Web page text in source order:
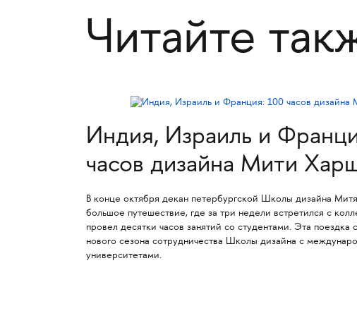
Читайте
Индия, Израиль и
часов дизайна Мити
В конце октября декан петербургской Школы дизайна
большое путешествие, где за три недели встретился с
провел десятки часов занятий со студентами. Эта поездка
нового сезона сотрудничества Школы дизайна с
университетами.